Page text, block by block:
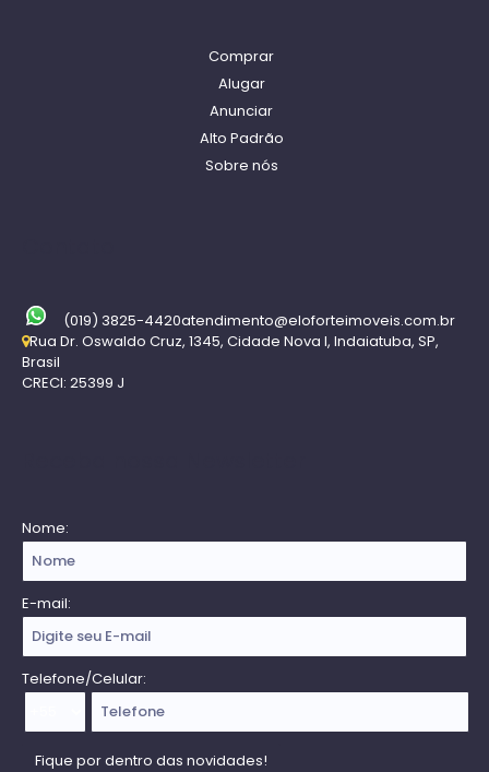
Comprar
Alugar
Anunciar
Alto Padrão
Sobre nós
(019) 3825-4420atendimento@eloforteimoveis.com.br
Rua Dr. Oswaldo Cruz, 1345, Cidade Nova I, Indaiatuba, SP,
Brasil
CRECI: 25399 J
Nome:
E-mail:
Telefone/Celular: